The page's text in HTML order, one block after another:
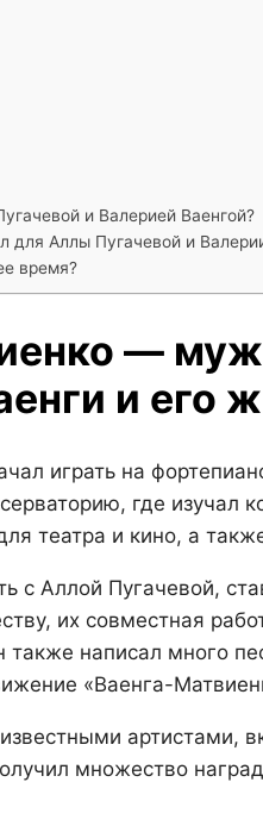
и Валерией Ваенгой?
для Аллы Пугачевой и
время?
—
и его
играть на
где изучал
театра и кино, а
с Аллой Пугачевой,
их совместная
написал много
«Ваенга-
артистами,
множество